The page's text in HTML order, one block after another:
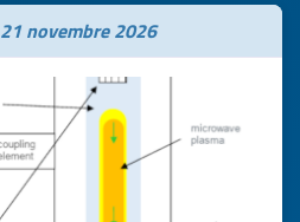
21 novembre 2026